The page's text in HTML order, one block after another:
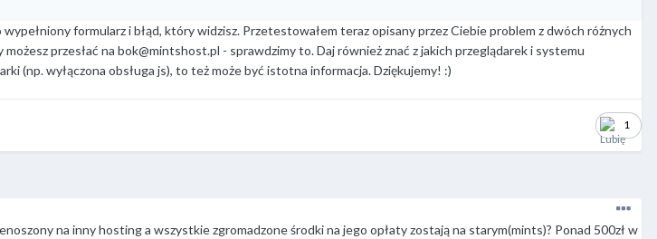
formularz i błąd, który widzisz. Przetestowałem teraz opisany przez Ciebie problem z dwóch różnych
przesłać na bok@mintshost.pl - sprawdzimy to. Daj również znać z jakich przeglądarek i systemu
(np. wyłączona obsługa js), to też może być istotna informacja. Dziękujemy! :)
1
na inny hosting a wszystkie zgromadzone środki na jego opłaty zostają na starym(mints)? Ponad 500zł w